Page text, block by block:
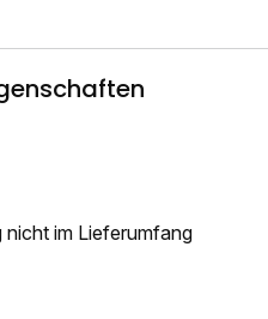
nicht im Lieferumfang